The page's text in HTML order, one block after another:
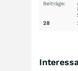
Beiträge:
28